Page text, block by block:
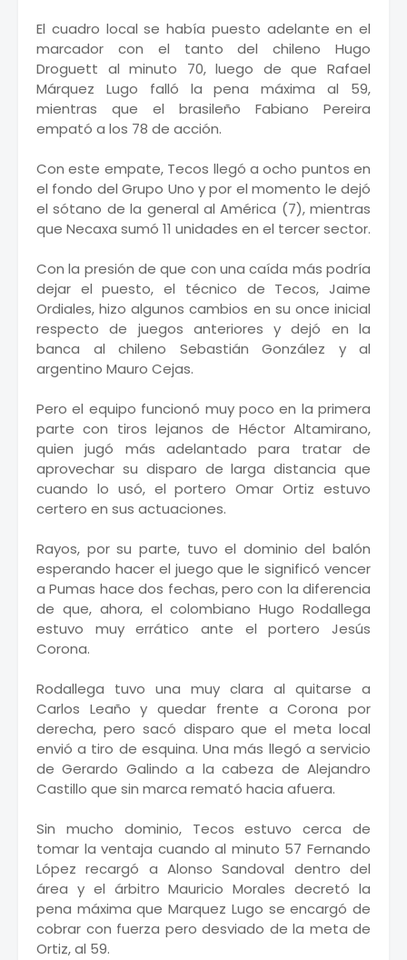
El cuadro local se había puesto adelante en el
marcador con el tanto del chileno Hugo
Droguett al minuto 70, luego de que Rafael
Márquez Lugo falló la pena máxima al 59,
mientras que el brasileño Fabiano Pereira
empató a los 78 de acción.
Con este empate, Tecos llegó a ocho puntos en
el fondo del Grupo Uno y por el momento le dejó
el sótano de la general al América (7), mientras
que Necaxa sumó 11 unidades en el tercer sector.
Con la presión de que con una caída más podría
dejar el puesto, el técnico de Tecos, Jaime
Ordiales, hizo algunos cambios en su once inicial
respecto de juegos anteriores y dejó en la
banca al chileno Sebastián González y al
argentino Mauro Cejas.
Pero el equipo funcionó muy poco en la primera
parte con tiros lejanos de Héctor Altamirano,
quien jugó más adelantado para tratar de
aprovechar su disparo de larga distancia que
cuando lo usó, el portero Omar Ortiz estuvo
certero en sus actuaciones.
Rayos, por su parte, tuvo el dominio del balón
esperando hacer el juego que le significó vencer
a Pumas hace dos fechas, pero con la diferencia
de que, ahora, el colombiano Hugo Rodallega
estuvo muy errático ante el portero Jesús
Corona.
Rodallega tuvo una muy clara al quitarse a
Carlos Leaño y quedar frente a Corona por
derecha, pero sacó disparo que el meta local
envió a tiro de esquina. Una más llegó a servicio
de Gerardo Galindo a la cabeza de Alejandro
Castillo que sin marca remató hacia afuera.
Sin mucho dominio, Tecos estuvo cerca de
tomar la ventaja cuando al minuto 57 Fernando
López recargó a Alonso Sandoval dentro del
área y el árbitro Mauricio Morales decretó la
pena máxima que Marquez Lugo se encargó de
cobrar con fuerza pero desviado de la meta de
Ortiz, al 59.